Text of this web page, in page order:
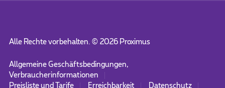
Alle Rechte vorbehalten. © 2026Proximus
Allgemeine Geschäftsbedingungen,
Verbraucherinformationen
Preisliste und Tarife
Erreichbarkeit Datenschutz